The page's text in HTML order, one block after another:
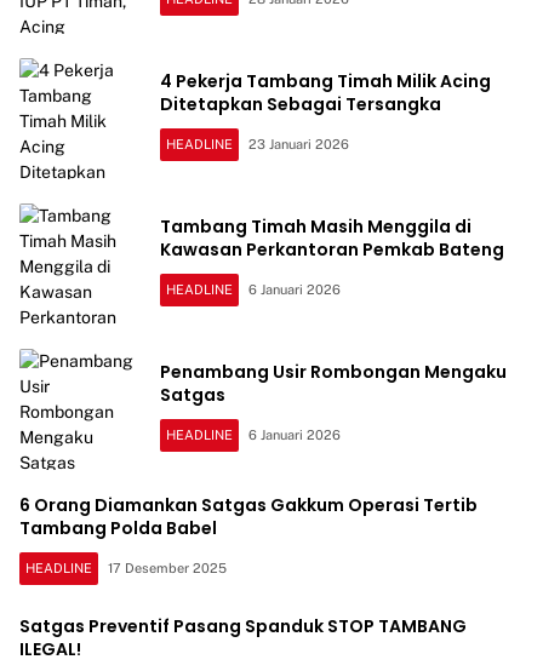
4 Pekerja Tambang Timah Milik Acing
Ditetapkan Sebagai Tersangka
HEADLINE 23 Januari 2026
Tambang Timah Masih Menggila di
Kawasan Perkantoran Pemkab Bateng
HEADLINE 6 Januari 2026
Penambang Usir Rombongan Mengaku
Satgas
HEADLINE 6 Januari 2026
6 Orang Diamankan Satgas Gakkum Operasi Tertib
Tambang Polda Babel
HEADLINE 17 Desember 2025
Satgas Preventif Pasang Spanduk STOP TAMBANG
ILEGAL!